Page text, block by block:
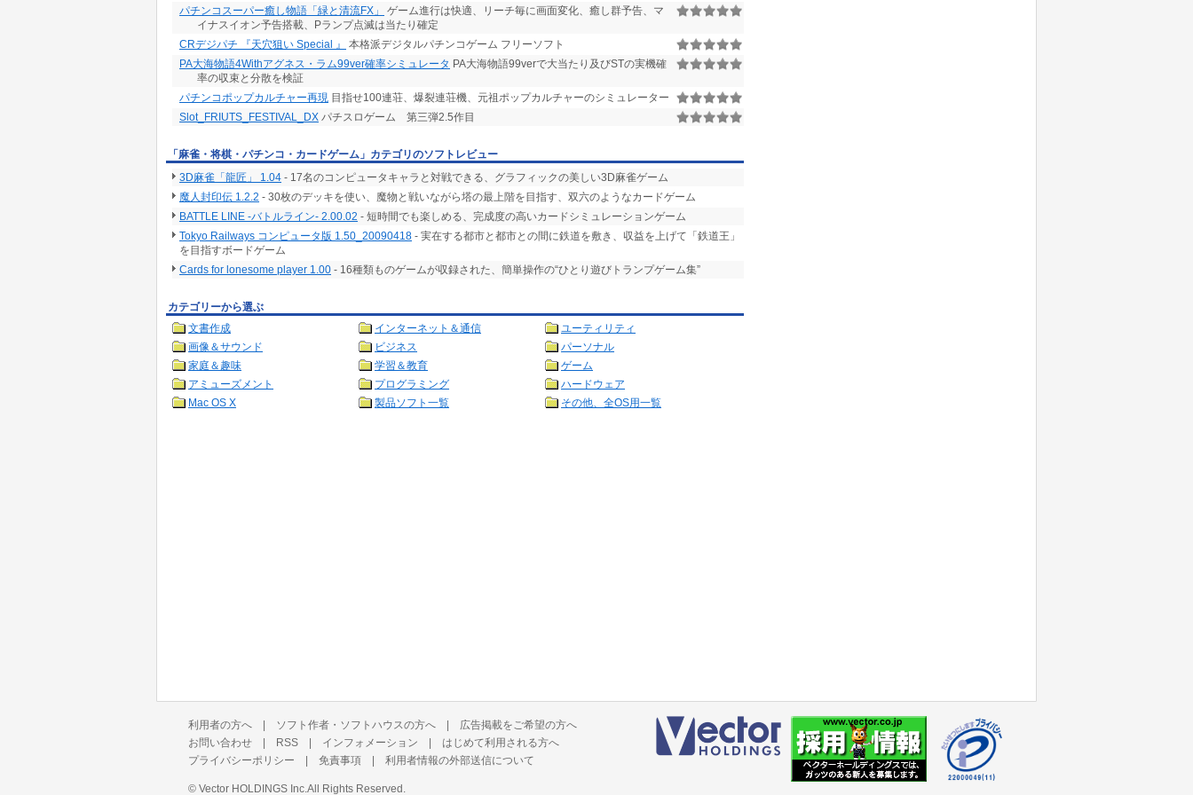
パチンコスーパー癒し物語「緑と清流FX」
ゲーム進行は快適、リーチ毎に画面変化、癒し群予告、マ
イナスイオン予告搭載、Pランプ点滅は当たり確定
CRデジパチ 『天穴狙い Special 』
本格派デジタルパチンコゲーム フリーソフト
PA大海物語4Withアグネス・ラム99ver確率シミュレータ PA大海物語99verで大当たり及びSTの実機確
率の収束と分散を検証
パチンコポップカルチャー再現 目指せ100連荘、爆裂連荘機、元祖ポップカルチャーのシミュレーター
Slot_FRIUTS_FESTIVAL_DX パチスロゲーム 第三弾2.5作目
「麻雀・将棋・パチンコ・カードゲーム」カテゴリのソフトレビュー
3D麻雀「龍匠」 1.04 - 17名のコンピュータキャラと対戦できる、グラフィックの美しい3D麻雀ゲーム
魔人封印伝 1.2.2 - 30枚のデッキを使い、魔物と戦いながら塔の最上階を目指す、双六のようなカードゲーム
BATTLE LINE -バトルライン- 2.00.02 - 短時間でも楽しめる、完成度の高いカードシミュレーションゲーム
Tokyo Railways コンピュータ版 1.50_20090418 - 実在する都市と都市との間に鉄道を敷き、収益を上げて「鉄道王」
を目指すボードゲーム
Cards for lonesome player 1.00 - 16種類ものゲームが収録された、簡単操作の“ひとり遊びトランプゲーム集”
カテゴリーから選ぶ
文書作成
インターネット＆通信
ユーティリティ
画像＆サウンド
ビジネス
パーソナル
家庭＆趣味
学習＆教育
ゲーム
アミューズメント
プログラミング
ハードウェア
Mac OS X
製品ソフト一覧 その他、全OS用一覧
利用者の方へ | ソフト作者・ソフトハウスの方へ | 広告掲載をご希望の方へ
お問い合わせ | RSS | インフォメーション | はじめて利用される方へ
プライバシーポリシー | 免責事項 | 利用者情報の外部送信について
© Vector HOLDINGS Inc. All Rights Reserved.